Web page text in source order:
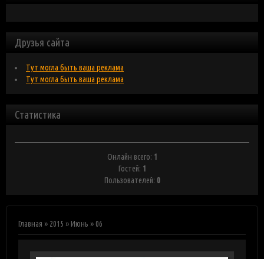
Друзья сайта
Тут могла быть ваша реклама
Тут могла быть ваша реклама
Статистика
Онлайн всего: 1
Гостей: 1
Пользователей: 0
Главная » 2015 » Июнь » 06